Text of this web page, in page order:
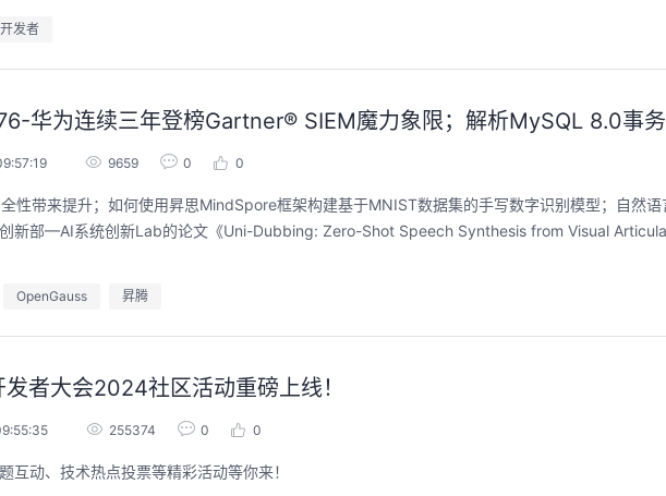
开发者
华为连续三年登榜Gartner® SIEM魔力象限；解析MySQL 8.0事
9659 0 0
性带来提升；如何使用昇思MindSpore框架构建基于MNIST数据集的手写数字识别模型；自然
新部—AI系统创新Lab的论文《Uni-Dubbing: Zero-Shot Speech Synthesis from Visual
OpenGauss 昇腾
者大会2024社区活动重磅上线！
255374 0 0
互动、技术热点投票等精彩活动等你来！